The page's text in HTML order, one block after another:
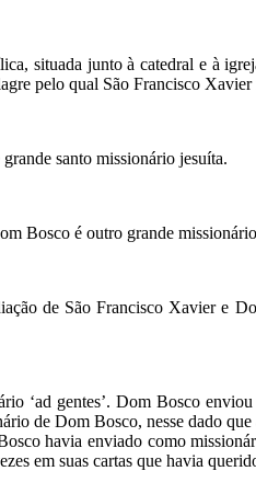
situada junto à catedral e à
pelo qual São Francisco
santo missionário jesuíta.
Bosco é outro grande
de São Francisco Xavier e
‘ad gentes’. Dom Bosco
de Dom Bosco, nesse dado
havia enviado como
em suas cartas que havia